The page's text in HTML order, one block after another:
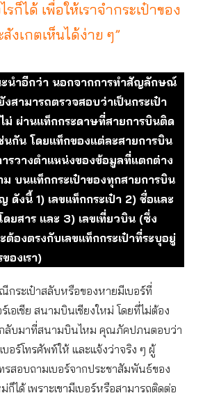
ก็ได้ เพื่อให้เราจำกระเป๋าของ
งเกตเห็นได้ง่าย ๆ”
นำอีกว่า นอกจากการทำสัญลักษณ์
งสามารถตรวจสอบว่าเป็นกระเป๋า
ม่ ผ่านแท็กกระดาษที่สายการบินติด
ช่นกัน โดยแท็กของแต่ละสายการบิน
รวางตำแหน่งของข้อมูลที่แตกต่าง
ม บนแท็กกระเป๋าของทุกสายการบิน
ดังนี้ 1) เลขแท็กกระเป๋า 2) ชื่อและ
ยสาร และ 3) เลขเที่ยวบิน (ซึ่ง
องตรงกับเลขแท็กกระเป๋าที่ระบุอยู่
องเรา)
กระเป๋าสลับหรือของหายมีเบอร์ที่
เอเชีย สนามบินเชียงใหม่ โดยที่ไม่ต้อง
กลับมาที่สนามบินไหม คุณภัคปภนตอบว่า
อร์โทรศัพท์ให้ และแจ้งว่าจริง ๆ ผู้
รสอบถามเบอร์จากประชาสัมพันธ์ของ
ก็ได้ เพราะเขามีเบอร์หรือสามารถติดต่อ